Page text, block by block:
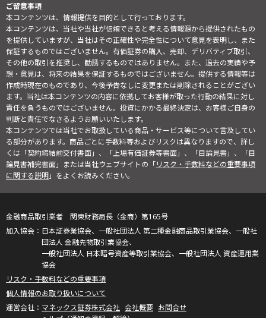
ご留意事項
本コンテンツは、情報提供を目的として行っております。
本コンテンツは、当社や当社が信頼できると考える情報源から提供されたもの
を提供していますが、当社はその正確性や完全性について意見を表明し、また
保証するものではございません。有価証券の購入、売却、デリバティブ取引、
その他の取引を推奨し、勧誘するものではありません。また、過去の実績や予
想・意見は、将来の結果を保証するものではございません。提供する情報等は
作成時現在のものであり、今後予告なしに変更または削除されることがござい
ます。当社は本コンテンツの内容に依拠してお客様が取った行動の結果に対し
責任を負うものではございません。投資にかかる最終決定は、お客様ご自身の
判断と責任でなさるようお願いいたします。
本コンテンツでは当社でお取扱している商品・サービス等について言及してい
る部分があります。商品ごとに手数料等およびリスクは異なりますので、詳し
くは「契約締結前交付書面」、「上場有価証券等書面」、「目論見書」、「目
論見書補完書面」または当社ウェブサイトの「リスク・手数料などの重要事項
に関する説明」をよくお読みください。
金融商品取引業者 関東財務局長（金商）第165号
日本証券業協会、一般社団法人 第二種金融商品取引業協会、一般社
団法人 金融先物取引業協会、
一般社団法人 日本暗号資産等取引業協会、一般社団法人 資産運用業
協会
リスク・手数料などの重要事項
個人情報のお取り扱いについて
マネックス証券株式会社 会社概要 お問合せ